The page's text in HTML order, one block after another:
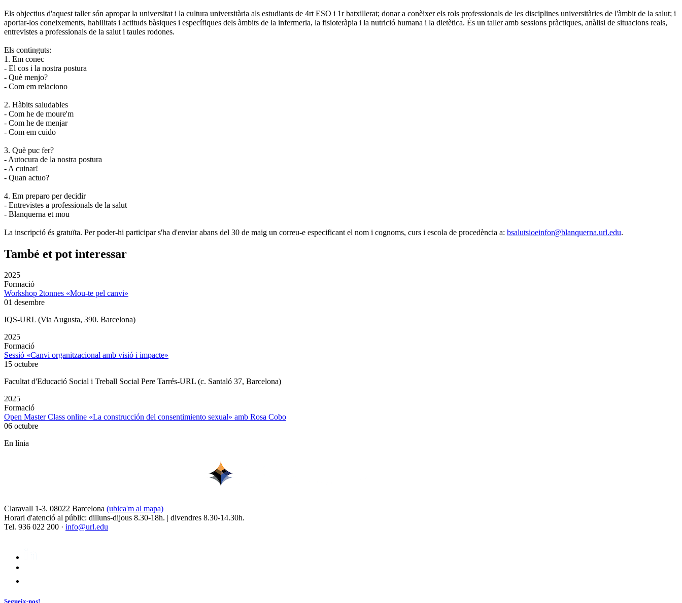
Els objectius d'aquest taller són apropar la universitat i la cultura universitària als estudiants de 4rt ESO i 1r batxillerat; donar a conèixer els rols professionals de les disciplines universitàries de l'àmbit de la salut; i
aportar-los coneixements, habilitats i actituds bàsiques i específiques dels àmbits de la infermeria, la fisioteràpia i la nutrició humana i la dietètica. És un taller amb sessions pràctiques, anàlisi de situacions reals,
entrevistes a professionals de la salut i taules rodones.
Els continguts:
1. Em conec
- El cos i la nostra postura
- Què menjo?
- Com em relaciono
2. Hàbits saludables
- Com he de moure'm
- Com he de menjar
- Com em cuido
3. Què puc fer?
- Autocura de la nostra postura
- A cuinar!
- Quan actuo?
4. Em preparo per decidir
- Entrevistes a professionals de la salut
- Blanquerna et mou
La inscripció és gratuïta. Per poder-hi participar s'ha d'enviar abans del 30 de maig un correu-e especificant el nom i cognoms, curs i escola de procedència a: bsalutsioeinfor@blanquerna.url.edu.
També et pot interessar
2025
Formació
Workshop 2tonnes «Mou-te pel canvi»
01 desembre
IQS-URL (Via Augusta, 390. Barcelona)
2025
Formació
Sessió «Canvi organitzacional amb visió i impacte»
15 octubre
Facultat d'Educació Social i Treball Social Pere Tarrés-URL (c. Santaló 37, Barcelona)
2025
Formació
Open Master Class online «La construcción del consentimiento sexual» amb Rosa Cobo
06 octubre
En línia
Claravall 1-3. 08022 Barcelona (ubica'm al mapa)
Horari d'atenció al públic: dilluns-dijous 8.30-18h. | divendres 8.30-14.30h.
Tel. 936 022 200 · info@url.edu
Segueix-nos!